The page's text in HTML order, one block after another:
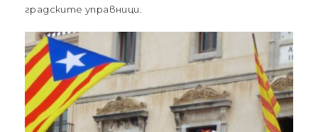
градските управници.